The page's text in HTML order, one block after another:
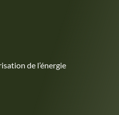
de l’énergie